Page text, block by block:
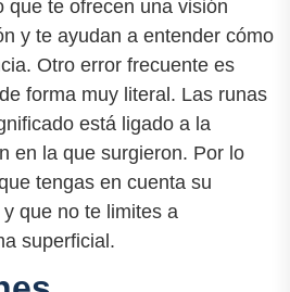
que te ofrecen una visión
y te ayudan a entender cómo
Otro error frecuente es
forma muy literal. Las runas
está ligado a la
en la que surgieron. Por lo
tengas en cuenta su
que no te limites a
superficial.